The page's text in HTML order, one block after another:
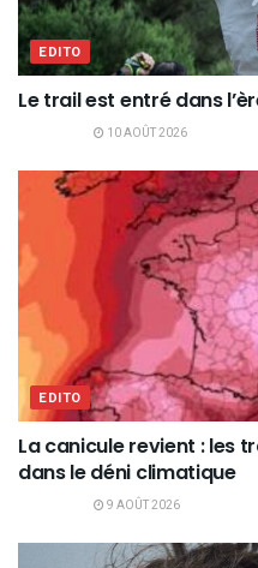
EDITO
Le trail est entré dans
10 AOÛT 2026
EDITO
La canicule revient : les
dans le déni climatique
9 AOÛT 2026